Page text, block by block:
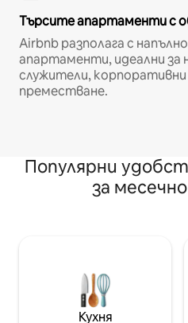
Търсите апартаменти с
Airbnb разполага с
апартаменти, идеални за
служители,
преместване.
Популярни
за
Кухня